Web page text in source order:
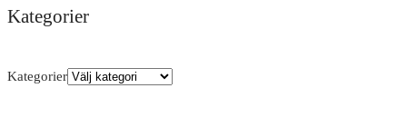
Kategorier
Kategorier